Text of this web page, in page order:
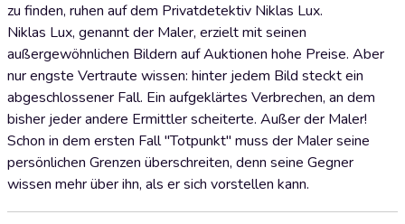
zu finden, ruhen auf dem Privatdetektiv Niklas Lux.
Niklas Lux, genannt der Maler, erzielt mit seinen
außergewöhnlichen Bildern auf Auktionen hohe Preise. Aber
nur engste Vertraute wissen: hinter jedem Bild steckt ein
abgeschlossener Fall. Ein aufgeklärtes Verbrechen, an dem
bisher jeder andere Ermittler scheiterte. Außer der Maler!
Schon in dem ersten Fall "Totpunkt" muss der Maler seine
persönlichen Grenzen überschreiten, denn seine Gegner
wissen mehr über ihn, als er sich vorstellen kann.